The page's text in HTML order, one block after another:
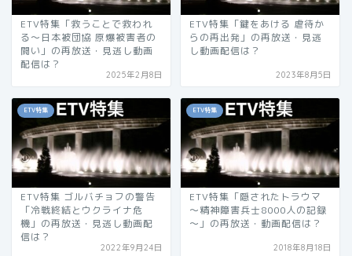
ETV特集「救うことで救われ
る〜日本被団協 原爆被害者の
闘い」の再放送・見逃し動画
配信は？
2025年2月8日
ETV特集「鍵をあける 虐待か
らの再出発」の再放送・見逃
し動画配信は？
2023年8月5日
ETV特集
ETV特集 ゴルバチョフの警告
「冷戦終結とウクライナ危
機」の再放送・見逃し動画配
信は？
2022年9月24日
ETV特集
ETV特集「隠されたトラウマ
～精神障害兵士8000人の記録
～」の再放送・動画配信は？
2018年8月18日